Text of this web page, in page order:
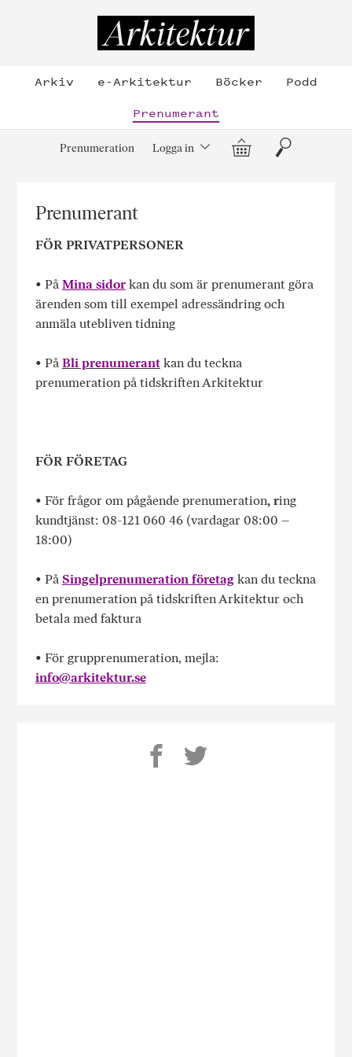
Arkiv e-Arkitektur Böcker
Podd
Prenumerant
Prenumeration Logga in Varukorg
Sök
Prenumerant
FÖR PRIVATPERSONER
• På Mina sidorkan du som är prenumerant göra
ärenden som till exempel adressändring och
anmäla utebliven tidning
• På Bli prenumerantkan du teckna
prenumeration på tidskriften Arkitektur
FÖR FÖRETAG
• För frågor om pågående prenumeration, ring
kundtjänst: 08-121 060 46 (vardagar 08:00 –
18:00)
• På Singelprenumeration företagkan du teckna
en prenumeration på tidskriften Arkitektur och
betala med faktura
• För grupprenumeration, mejla:
info@arkitektur.se